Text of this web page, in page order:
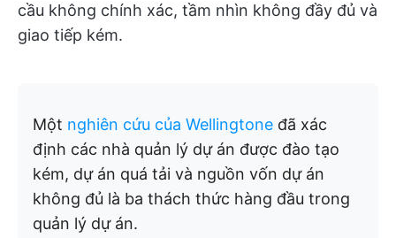
cầu không chính xác, tầm nhìn không đầy đủ và
giao tiếp kém.
Một nghiên cứu của Wellingtone đã xác
định các nhà quản lý dự án được đào tạo
kém, dự án quá tải và nguồn vốn dự án
không đủ là ba thách thức hàng đầu trong
quản lý dự án.